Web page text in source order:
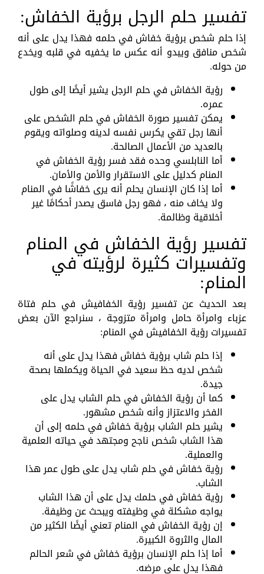
تفسير حلم الرجل برؤية الخفاش:
إذا حلم شخص برؤية خفاش في حلمه فهذا يدل على أنه
شخص منافق ويبدو أنه عكس ما يخفيه في قلبه ويخدع
من حوله.
رؤية الخفاش في حلم الرجل يشير أيضًا إلى طول
عمره.
يمكن تفسير صورة الخفاش في حلم الشخص على
أنها رجل تقي يكرس نفسه لدينه وصلواته ويقوم
بالعديد من الأعمال الصالحة.
أما النابلسي وحده فقد فسر رؤية الخفاش في
المنام كدليل على الاستقرار والأمن والأمان.
أما إذا كان الإنسان يحلم أنه يرى خفاشًا في المنام
ولا يخاف منه ، فهو رجل فاسق يصدر أحكامًا غير
أخلاقية وظالمة.
تفسير رؤية الخفاش في المنام
وتفسيرات كثيرة لرؤيته في
المنام:
بعد الحديث عن تفسير رؤية الخفافيش في حلم فتاة
عزباء وامرأة حامل وامرأة متزوجة ، سنراجع الآن بعض
تفسيرات رؤية الخفافيش في المنام:
إذا حلم شاب برؤية خفاش فهذا يدل على أنه
شخص لديه حظ سعيد في الحياة ويكملها بصحة
جيدة.
كما أن رؤية الخفاش في حلم الشاب يدل على
الفخر والاعتزاز وأنه شخص مشهور.
يشير حلم الشاب برؤية خفاش في حلمه إلى أن
هذا الشاب شخص ناجح ومجتهد في حياته العلمية
والعملية.
رؤية خفاش في حلم شاب يدل على طول عمر هذا
الشاب.
رؤية خفاش في حلمك يدل على أن هذا الشاب
يواجه مشكلة في وظيفته ويبحث عن وظيفة.
إن رؤية الخفاش في المنام تعني أيضًا الكثير من
المال والثروة الكبيرة.
أما إذا حلم الإنسان برؤية خفاش في شعر الحالم
فهذا يدل على مرضه.